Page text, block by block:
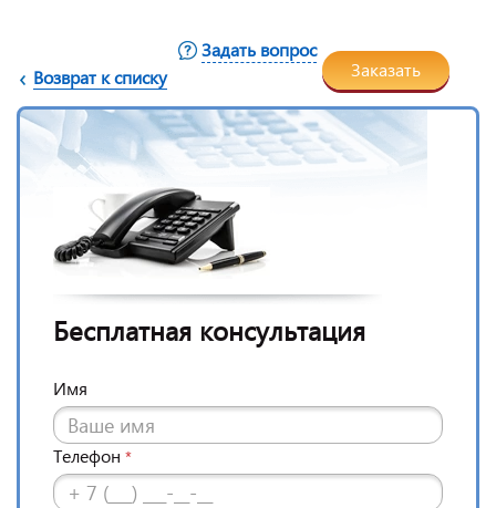
Возврат к списку
Задать вопрос
Заказать
Бесплатная консультация
Имя
Телефон *